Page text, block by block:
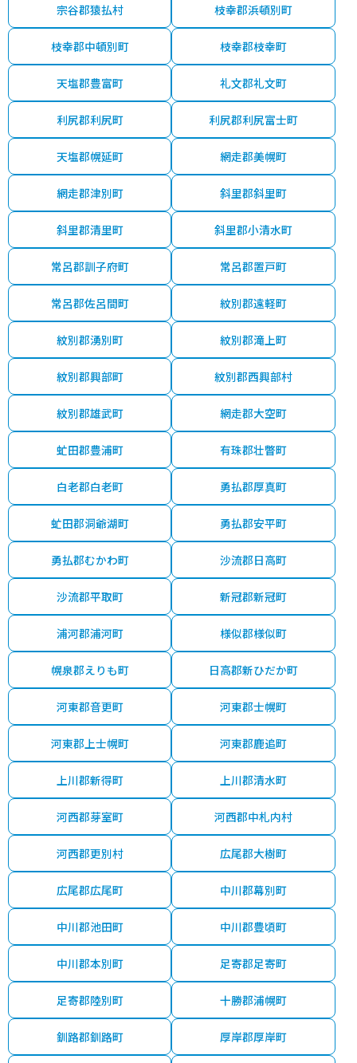
宗谷郡猿払村 枝幸郡浜頓別町
枝幸郡中頓別町 枝幸郡枝幸町
天塩郡豊富町 礼文郡礼文町
利尻郡利尻町 利尻郡利尻富士町
天塩郡幌延町 網走郡美幌町
網走郡津別町 斜里郡斜里町
斜里郡清里町 斜里郡小清水町
常呂郡訓子府町 常呂郡置戸町
常呂郡佐呂間町 紋別郡遠軽町
紋別郡湧別町 紋別郡滝上町
紋別郡興部町 紋別郡西興部村
紋別郡雄武町 網走郡大空町
虻田郡豊浦町 有珠郡壮瞥町
白老郡白老町 勇払郡厚真町
虻田郡洞爺湖町 勇払郡安平町
勇払郡むかわ町 沙流郡日高町
沙流郡平取町 新冠郡新冠町
浦河郡浦河町 様似郡様似町
幌泉郡えりも町 日高郡新ひだか町
河東郡音更町 河東郡士幌町
河東郡上士幌町 河東郡鹿追町
上川郡新得町 上川郡清水町
河西郡芽室町 河西郡中札内村
河西郡更別村 広尾郡大樹町
広尾郡広尾町 中川郡幕別町
中川郡池田町 中川郡豊頃町
中川郡本別町 足寄郡足寄町
足寄郡陸別町 十勝郡浦幌町
釧路郡釧路町 厚岸郡厚岸町